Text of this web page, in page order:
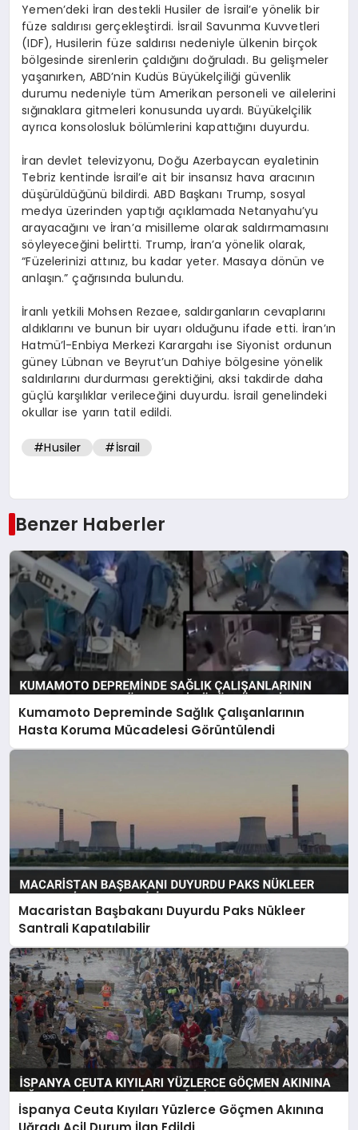
Yemen’deki İran destekli Husiler de İsrail’e yönelik bir
füze saldırısı gerçekleştirdi. İsrail Savunma Kuvvetleri
(IDF), Husilerin füze saldırısı nedeniyle ülkenin birçok
bölgesinde sirenlerin çaldığını doğruladı. Bu gelişmeler
yaşanırken, ABD’nin Kudüs Büyükelçiliği güvenlik
durumu nedeniyle tüm Amerikan personeli ve ailelerini
sığınaklara gitmeleri konusunda uyardı. Büyükelçilik
ayrıca konsolosluk bölümlerini kapattığını duyurdu.
İran devlet televizyonu, Doğu Azerbaycan eyaletinin
Tebriz kentinde İsrail’e ait bir insansız hava aracının
düşürüldüğünü bildirdi. ABD Başkanı Trump, sosyal
medya üzerinden yaptığı açıklamada Netanyahu’yu
arayacağını ve İran’a misilleme olarak saldırmamasını
söyleyeceğini belirtti. Trump, İran’a yönelik olarak,
“Füzelerinizi attınız, bu kadar yeter. Masaya dönün ve
anlaşın.” çağrısında bulundu.
İranlı yetkili Mohsen Rezaee, saldırganların cevaplarını
aldıklarını ve bunun bir uyarı olduğunu ifade etti. İran’ın
Hatmü’l-Enbiya Merkezi Karargahı ise Siyonist ordunun
güney Lübnan ve Beyrut’un Dahiye bölgesine yönelik
saldırılarını durdurması gerektiğini, aksi takdirde daha
güçlü karşılıklar verileceğini duyurdu. İsrail genelindeki
okullar ise yarın tatil edildi.
#Husiler #İsrail
Benzer Haberler
Kumamoto Depreminde Sağlık Çalışanlarının
Hasta Koruma Mücadelesi Görüntülendi
Macaristan Başbakanı Duyurdu Paks Nükleer
Santrali Kapatılabilir
İspanya Ceuta Kıyıları Yüzlerce Göçmen Akınına